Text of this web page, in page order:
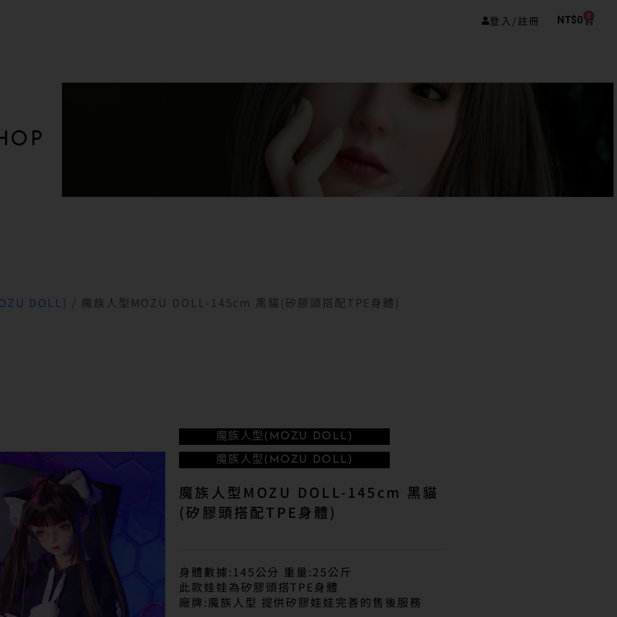
登入/註冊 NT$0 0
DOLL) / 魔族人型MOZU DOLL-145cm 黑貓(矽膠頭搭配TPE身體)
魔族人型(MOZU DOLL)
魔族人型(MOZU DOLL)
魔族人型MOZU DOLL-145cm 黑貓
(矽膠頭搭配TPE身體)
身體數據:145公分 重量:25公斤
此款娃娃為矽膠頭搭TPE身體
廠牌:魔族人型 提供矽膠娃娃完善的售後服務